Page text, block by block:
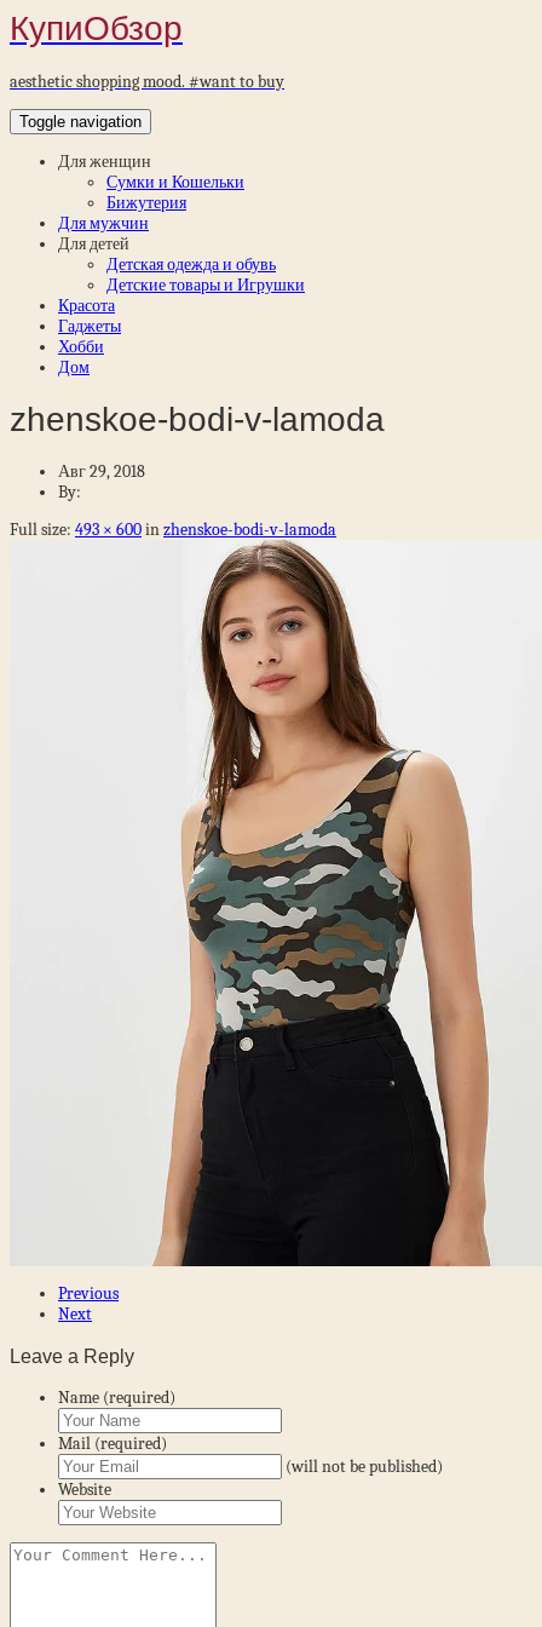
КупиОбзор
aesthetic shopping mood. #want to buy
Toggle navigation
Для женщин
Сумки и Кошельки
Бижутерия
Для мужчин
Для детей
Детская одежда и обувь
Детские товары и Игрушки
Красота
Гаджеты
Хобби
Дом
zhenskoe-bodi-v-lamoda
Авг 29, 2018
By:
Full size: 493 × 600inzhenskoe-bodi-v-lamoda
Previous
Next
Leave a Reply
Name (required)
Mail (required)
(will not be published)
Website